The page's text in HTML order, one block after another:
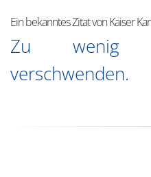
Ein bekanntes Zitat von Kaiser
Zu wenig
verschwenden.